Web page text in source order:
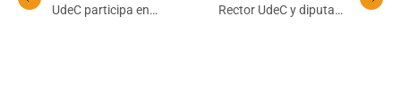
UdeC participa en
Rector UdeC y diputada